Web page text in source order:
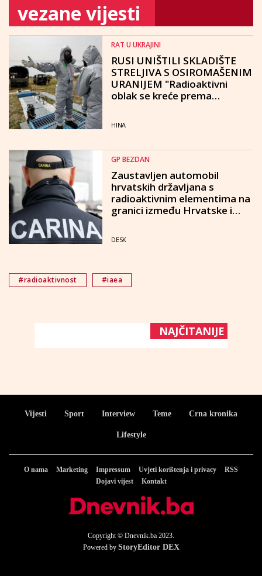
vezane vijesti
RAT U UKRAJINI
RUSI UNIŠTILI SKLADIŠTE
STRELJIVA S OSIROMAŠENIM
URANIJEM "Radioaktivni
oblak se kreće prema
HINA
GP BEZDAN
Zaustavljen automobil
hrvatskih državljana s
radioaktivnim elementima na
granici između Hrvatske i
DESK
#radioaktivnost #iaea
NAJČITANIJE
Vijesti Sport Interview Teme Crna kronika
Lifestyle
O nama Marketing Impressum Uvjeti korištenja i privacy
RSS
Dojavi vijest
Kontakt
Copyright © Dnevnik.ba 2023.
Powered by StoryEditor DEX